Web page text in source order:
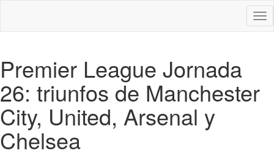
Premier League Jornada
26: triunfos de Manchester
City, United, Arsenal y
Chelsea